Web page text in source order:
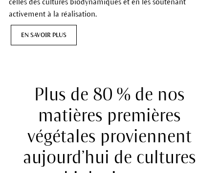
celles des cultures biodynamiques et en les soutenant
activement à la réalisation.
EN SAVOIR PLUS
Plus de 80 % de nos
matières premières
végétales proviennent
aujourd’hui de cultures